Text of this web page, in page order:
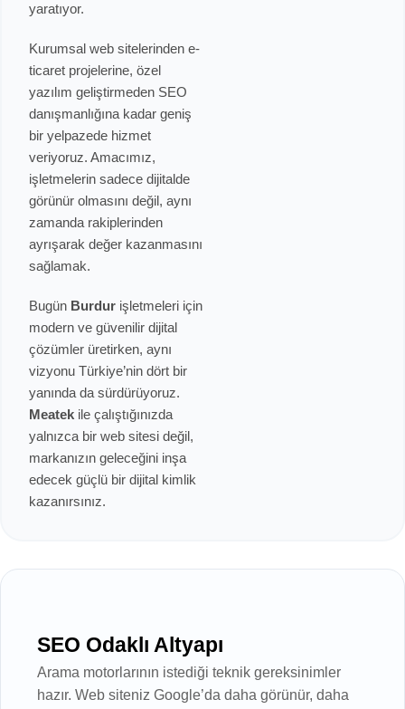
yaratıyor.
Kurumsal web sitelerinden e-
ticaret projelerine, özel
yazılım geliştirmeden SEO
danışmanlığına kadar geniş
bir yelpazede hizmet
veriyoruz. Amacımız,
işletmelerin sadece dijitalde
görünür olmasını değil, aynı
zamanda rakiplerinden
ayrışarak değer kazanmasını
sağlamak.
Bugün Burdur işletmeleri için
modern ve güvenilir dijital
çözümler üretirken, aynı
vizyonu Türkiye’nin dört bir
yanında da sürdürüyoruz.
Meatek ile çalıştığınızda
yalnızca bir web sitesi değil,
markanızın geleceğini inşa
edecek güçlü bir dijital kimlik
kazanırsınız.
SEO Odaklı Altyapı
Arama motorlarının istediği teknik gereksinimler
hazır. Web siteniz Google’da daha görünür, daha